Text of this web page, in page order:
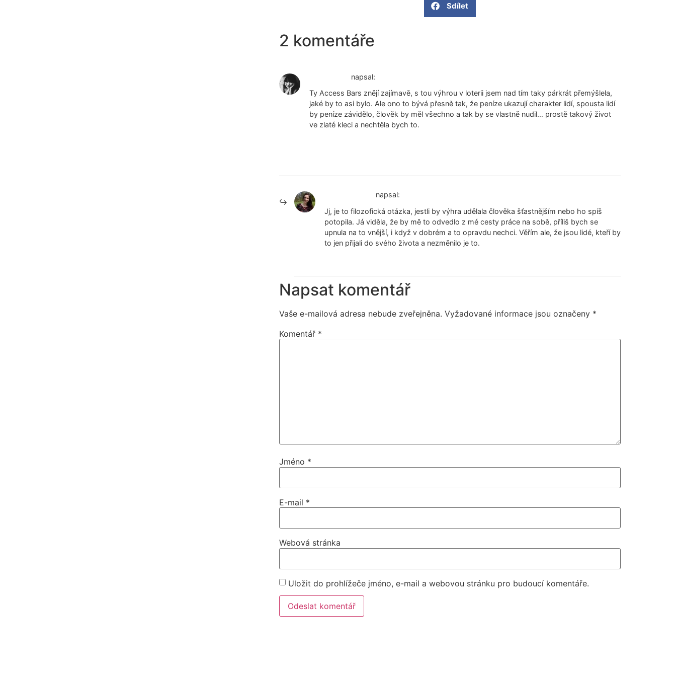
Sdílet
2 komentáře
napsal:
Ty Access Bars znějí zajímavě, s tou výhrou v loterii jsem nad tím taky párkrát přemýšlela,
jaké by to asi bylo. Ale ono to bývá přesně tak, že peníze ukazují charakter lidí, spousta lidí
by peníze závidělo, člověk by měl všechno a tak by se vlastně nudil… prostě takový život
ve zlaté kleci a nechtěla bych to.
napsal:
Jj, je to filozofická otázka, jestli by výhra udělala člověka šťastnějším nebo ho spíš
potopila. Já viděla, že by mě to odvedlo z mé cesty práce na sobě, příliš bych se
upnula na to vnější, i když v dobrém a to opravdu nechci. Věřím ale, že jsou lidé, kteří by
to jen přijali do svého života a nezměnilo je to.
Napsat komentář
Vaše e-mailová adresa nebude zveřejněna. Vyžadované informace jsou označeny *
Komentář *
Jméno *
E-mail *
Webová stránka
Uložit do prohlížeče jméno, e-mail a webovou stránku pro budoucí komentáře.